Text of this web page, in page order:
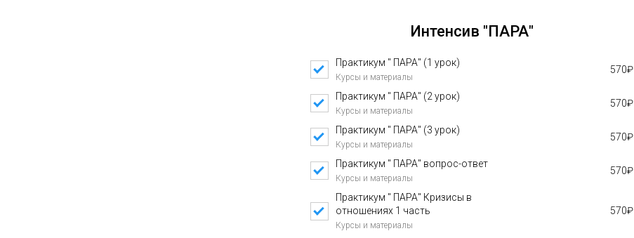
Интенсив "ПАРА"
Практикум " ПАРА" (1 урок)
Курсы и материалы
570₽
Практикум " ПАРА" (2 урок)
Курсы и материалы
570₽
Практикум " ПАРА" (3 урок)
Курсы и материалы
570₽
Практикум " ПАРА" вопрос-ответ
Курсы и материалы
570₽
Практикум " ПАРА" Кризисы в
отношениях 1 часть
Курсы и материалы
570₽